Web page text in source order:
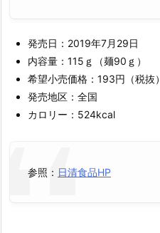
発売日：2019年7月29日
内容量：115ｇ（麺90ｇ）
希望小売価格：193円（税抜）
発売地区：全国
カロリー：524kcal
参照： 日清食品HP